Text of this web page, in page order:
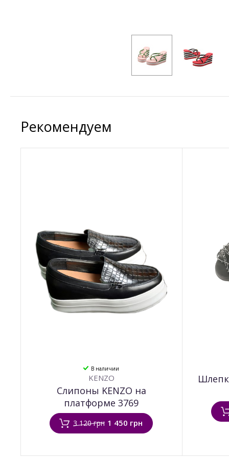
Рекомендуем
В наличии
KENZO
Слипоны KENZO на
платформе 3769
3 120 грн 1 450 грн